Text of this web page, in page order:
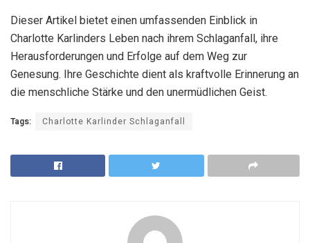
Dieser Artikel bietet einen umfassenden Einblick in
Charlotte Karlinders Leben nach ihrem Schlaganfall, ihre
Herausforderungen und Erfolge auf dem Weg zur
Genesung. Ihre Geschichte dient als kraftvolle Erinnerung an
die menschliche Stärke und den unermüdlichen Geist.
Tags: Charlotte Karlinder Schlaganfall